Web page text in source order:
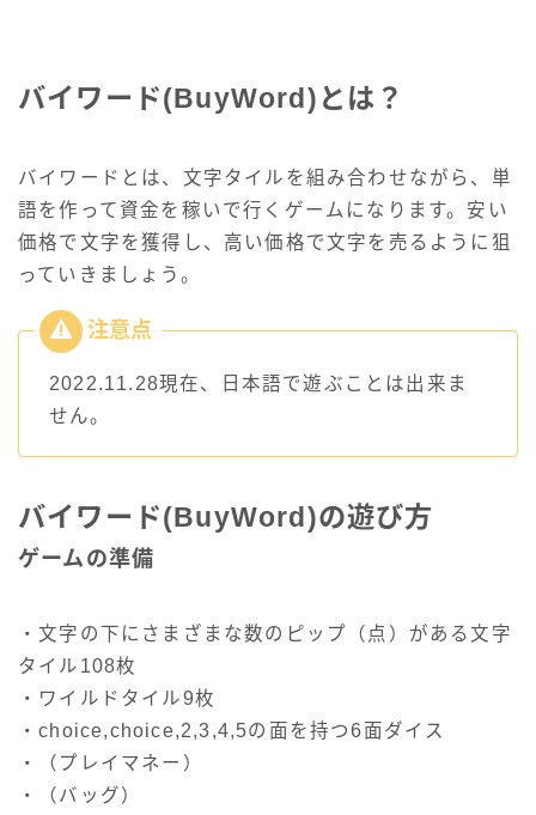
バイワード(BuyWord)とは？
バイワードとは、文字タイルを組み合わせながら、単
語を作って資金を稼いで行くゲームになります。安い
価格で文字を獲得し、高い価格で文字を売るように狙
っていきましょう。
2022.11.28現在、日本語で遊ぶことは出来ま
せん。
バイワード(BuyWord)の遊び方
ゲームの準備
・文字の下にさまざまな数のピップ（点）がある文字
タイル108枚
・ワイルドタイル9枚
・choice,choice,2,3,4,5の面を持つ6面ダイス
・（プレイマネー）
・（バッグ）